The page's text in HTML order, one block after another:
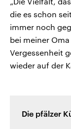
die es schon
immer noch
bei meiner
Vergessenheit
wieder auf der
Die pfälzer